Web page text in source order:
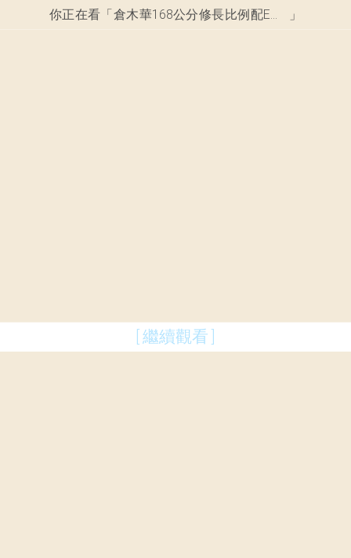
你正在看「 倉木華168公分修長比例配E罩杯曲線 5月底新人出道第一眼就抓鏡頭 」
[ 繼續觀看 ]